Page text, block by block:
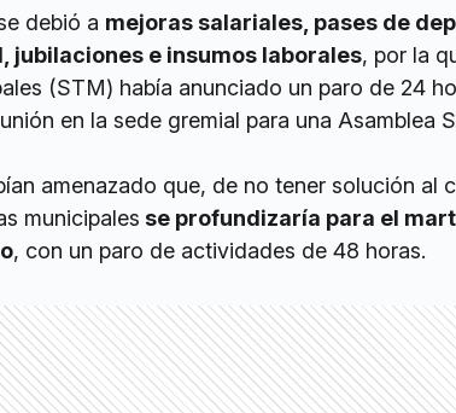
debió a mejoras salariales, pases de
jubilaciones e insumos laborales, por la
(STM) había anunciado un paro de 24
en la sede gremial para una Asamblea
amenazado que, de no tener solución al
municipales se profundizaría para el
, con un paro de actividades de 48 horas.